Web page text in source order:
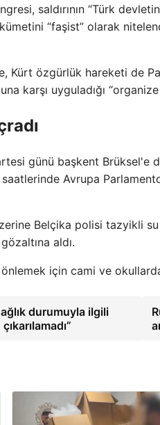
saldırının “Türk
“faşist” olarak
Kürt özgürlük hareketi de
karşı uyguladığı
günü başkent Brüksel'e
Avrupa
Belçika polisi tazyikli
aldı.
önlemek için cami ve
durumuyla ilgili